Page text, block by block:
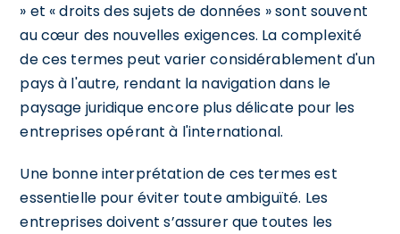
» et « droits des sujets de données » sont souvent
au cœur des nouvelles exigences. La complexité
de ces termes peut varier considérablement d'un
pays à l'autre, rendant la navigation dans le
paysage juridique encore plus délicate pour les
entreprises opérant à l'international.
Une bonne interprétation de ces termes est
essentielle pour éviter toute ambiguïté. Les
entreprises doivent s’assurer que toutes les